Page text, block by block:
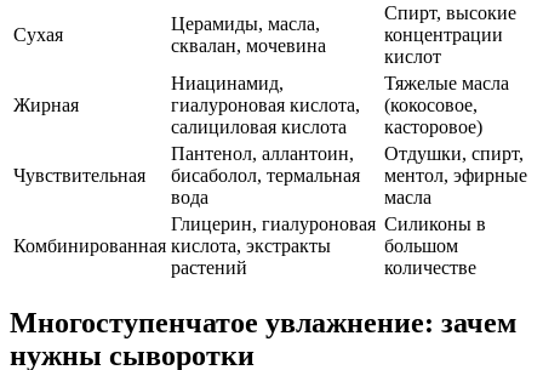
Сухая
Церамиды, масла,
сквалан, мочевина
Спирт, высокие
концентрации
кислот
Жирная
Ниацинамид,
гиалуроновая кислота,
салициловая кислота
Тяжелые масла
(кокосовое,
касторовое)
Чувствительная
Пантенол, аллантоин,
бисаболол, термальная
вода
Отдушки, спирт,
ментол, эфирные
масла
Комбинированная
Глицерин, гиалуроновая
кислота, экстракты
растений
Силиконы в
большом
количестве
Многоступенчатое увлажнение: зачем
нужны сыворотки